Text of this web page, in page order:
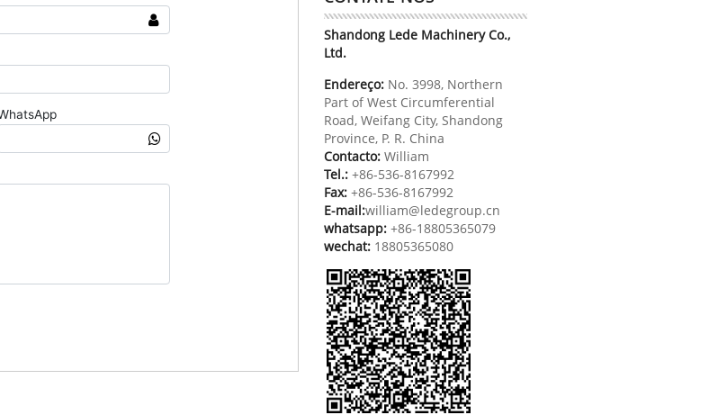
Shandong Lede Machinery Co.,
Ltd.
Endereço: No. 3998, Northern
Part of West Circumferential
Road, Weifang City, Shandong
Province, P. R. China
Contacto: William
Tel.: +86-536-8167992
Fax: +86-536-8167992
E-mail:william@ledegroup.cn
whatsapp: +86-18805365079
wechat: 18805365080